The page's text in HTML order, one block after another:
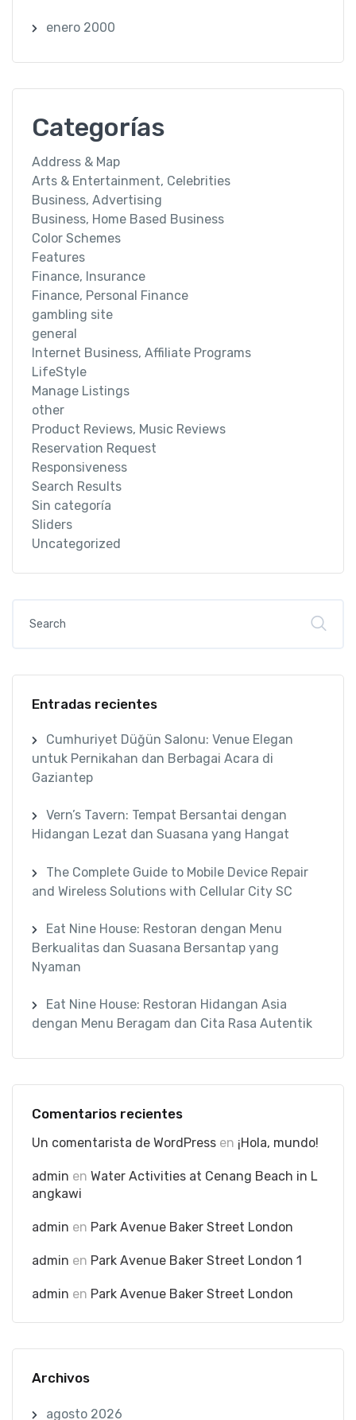
enero 2000
Categorías
Address & Map
Arts & Entertainment, Celebrities
Business, Advertising
Business, Home Based Business
Color Schemes
Features
Finance, Insurance
Finance, Personal Finance
gambling site
general
Internet Business, Affiliate Programs
LifeStyle
Manage Listings
other
Product Reviews, Music Reviews
Reservation Request
Responsiveness
Search Results
Sin categoría
Sliders
Uncategorized
Entradas recientes
Cumhuriyet Düğün Salonu: Venue Elegan
untuk Pernikahan dan Berbagai Acara di
Gaziantep
Vern’s Tavern: Tempat Bersantai dengan
Hidangan Lezat dan Suasana yang Hangat
The Complete Guide to Mobile Device Repair
and Wireless Solutions with Cellular City SC
Eat Nine House: Restoran dengan Menu
Berkualitas dan Suasana Bersantap yang
Nyaman
Eat Nine House: Restoran Hidangan Asia
dengan Menu Beragam dan Cita Rasa Autentik
Comentarios recientes
Un comentarista de WordPress en ¡Hola, mundo!
admin en Water Activities at Cenang Beach in L
angkawi
admin en Park Avenue Baker Street London
admin en Park Avenue Baker Street London 1
admin en Park Avenue Baker Street London
Archivos
agosto 2026